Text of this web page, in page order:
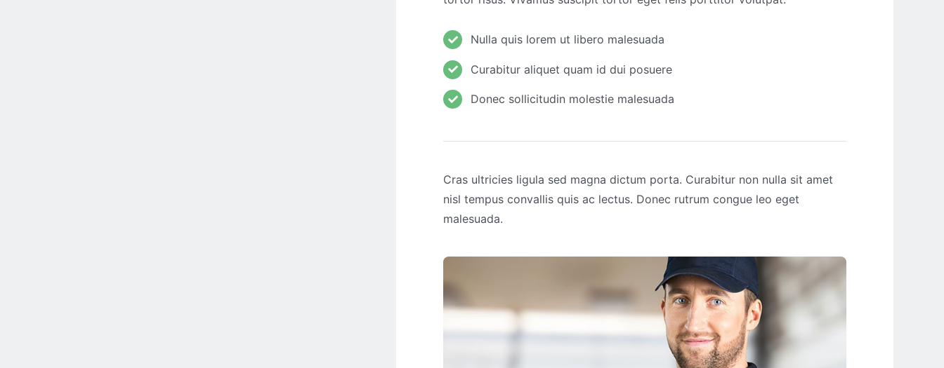
Nulla quis lorem ut libero malesuada
Curabitur aliquet quam id dui posuere
Donec sollicitudin molestie malesuada
Cras ultricies ligula sed magna dictum porta. Curabitur non nulla sit amet
nisl tempus convallis quis ac lectus. Donec rutrum congue leo eget
malesuada.